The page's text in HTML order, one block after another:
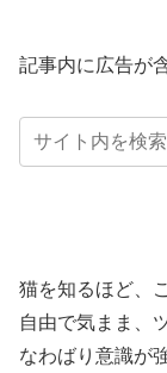
記事内に広告が
猫を知るほど、
自由で気まま、
なわばり意識が